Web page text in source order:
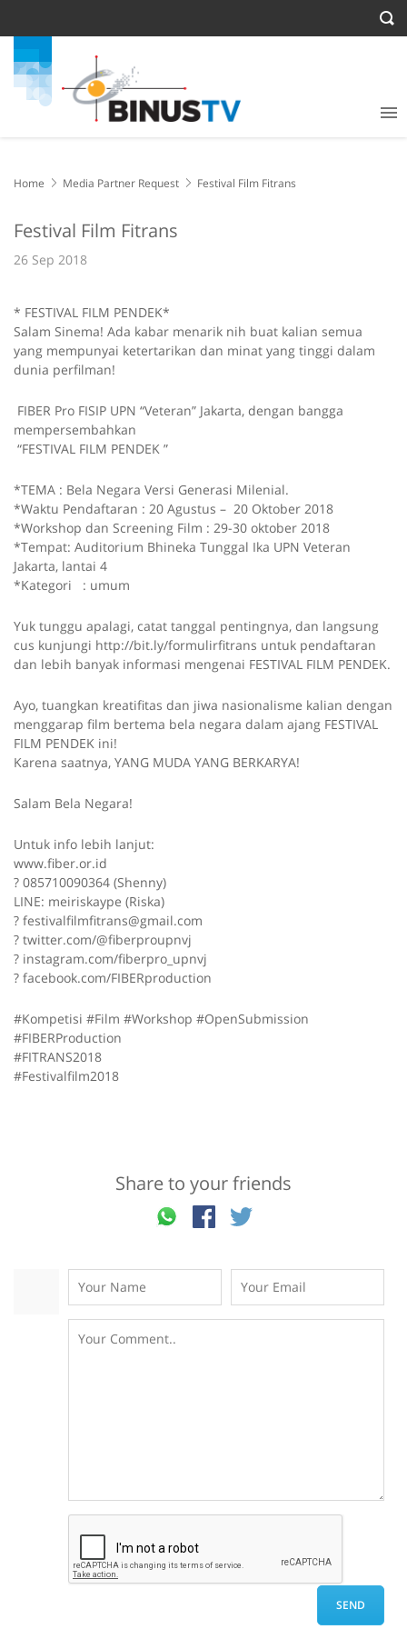
Home Media Partner Request Festival Film Fitrans
Festival Film Fitrans
26 Sep 2018
* FESTIVAL FILM PENDEK*
Salam Sinema! Ada kabar menarik nih buat kalian semua
yang mempunyai ketertarikan dan minat yang tinggi dalam
dunia perfilman!
FIBER Pro FISIP UPN “Veteran” Jakarta, dengan bangga
mempersembahkan
“FESTIVAL FILM PENDEK ”
*TEMA : Bela Negara Versi Generasi Milenial.
*Waktu Pendaftaran : 20 Agustus – 20 Oktober 2018
*Workshop dan Screening Film : 29-30 oktober 2018
*Tempat: Auditorium Bhineka Tunggal Ika UPN Veteran
Jakarta, lantai 4
*Kategori : umum
Yuk tunggu apalagi, catat tanggal pentingnya, dan langsung
cus kunjungi http://bit.ly/formulirfitrans untuk pendaftaran
dan lebih banyak informasi mengenai FESTIVAL FILM PENDEK.
Ayo, tuangkan kreatifitas dan jiwa nasionalisme kalian dengan
menggarap film bertema bela negara dalam ajang FESTIVAL
FILM PENDEK ini!
Karena saatnya, YANG MUDA YANG BERKARYA!
Salam Bela Negara!
Untuk info lebih lanjut:
www.fiber.or.id
? 085710090364 (Shenny)
LINE: meiriskaype (Riska)
? festivalfilmfitrans@gmail.com
? twitter.com/@fiberproupnvj
? instagram.com/fiberpro_upnvj
? facebook.com/FIBERproduction
#Kompetisi #Film #Workshop #OpenSubmission
#FIBERProduction
#FITRANS2018
#Festivalfilm2018
Share to your friends